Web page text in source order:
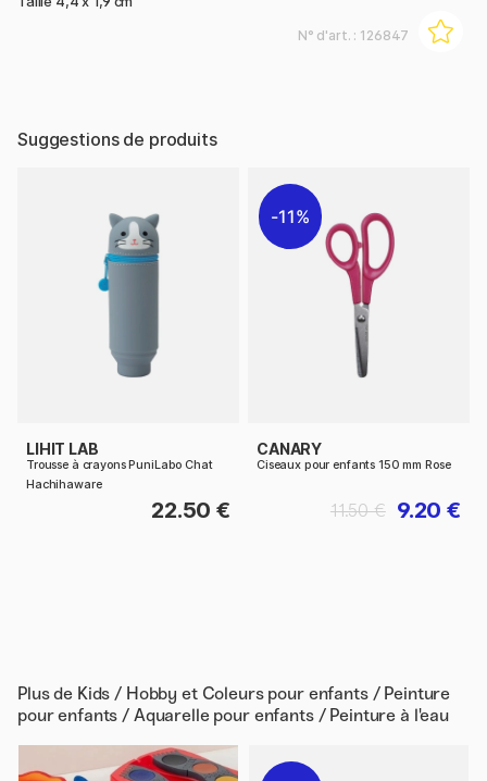
N° d'art. : 126847
Suggestions de produits
LIHIT LAB
Trousse à crayons PuniLabo Chat
Hachihaware
22.50 €
11%
CANARY
Ciseaux pour enfants 150 mm Rose
9.20 €
11.50 €
Plus de Kids / Hobby et Coleurs pour enfants / Peinture
pour enfants / Aquarelle pour enfants / Peinture à l'eau